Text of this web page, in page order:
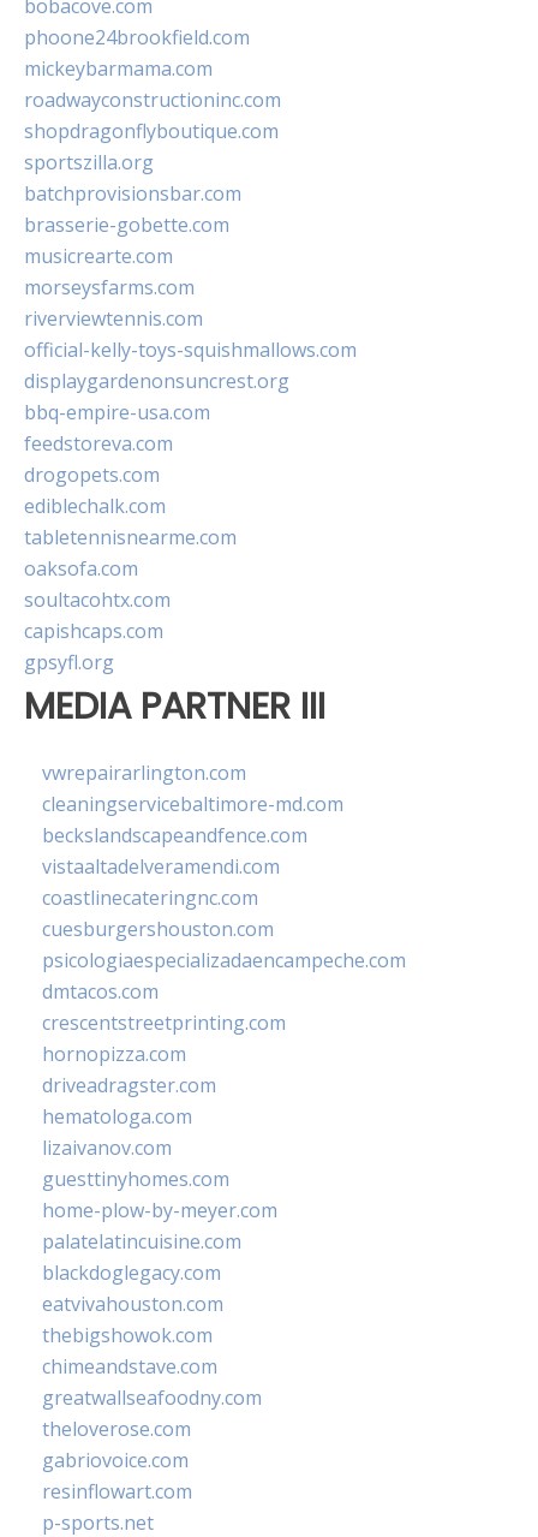
bobacove.com
phoone24brookfield.com
mickeybarmama.com
roadwayconstructioninc.com
shopdragonflyboutique.com
sportszilla.org
batchprovisionsbar.com
brasserie-gobette.com
musicrearte.com
morseysfarms.com
riverviewtennis.com
official-kelly-toys-squishmallows.com
displaygardenonsuncrest.org
bbq-empire-usa.com
feedstoreva.com
drogopets.com
ediblechalk.com
tabletennisnearme.com
oaksofa.com
soultacohtx.com
capishcaps.com
gpsyfl.org
MEDIA PARTNER III
vwrepairarlington.com
cleaningservicebaltimore-md.com
beckslandscapeandfence.com
vistaaltadelveramendi.com
coastlinecateringnc.com
cuesburgershouston.com
psicologiaespecializadaencampeche.com
dmtacos.com
crescentstreetprinting.com
hornopizza.com
driveadragster.com
hematologa.com
lizaivanov.com
guesttinyhomes.com
home-plow-by-meyer.com
palatelatincuisine.com
blackdoglegacy.com
eatvivahouston.com
thebigshowok.com
chimeandstave.com
greatwallseafoodny.com
theloverose.com
gabriovoice.com
resinflowart.com
p-sports.net